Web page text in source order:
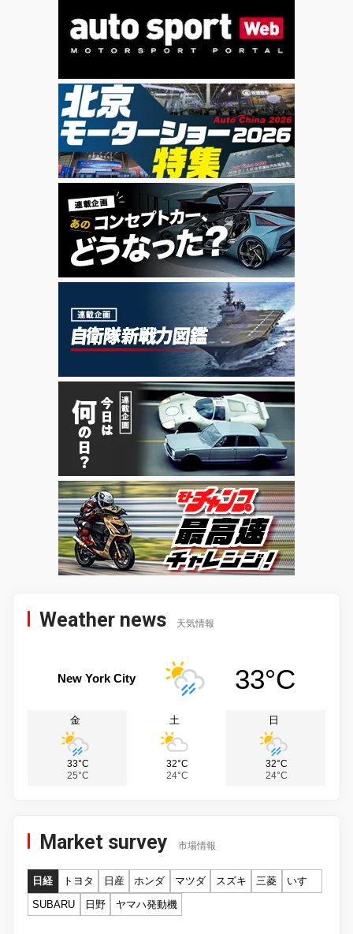
Weather news 天気情報
New York City 33°C
金
33°C
25°C
土
32°C
24°C
日
32°C
24°C
Market survey 市場情報
日経 トヨタ 日産 ホンダ マツダ スズキ 三菱
いすゞ
SUBARU
日野 ヤマハ発動機